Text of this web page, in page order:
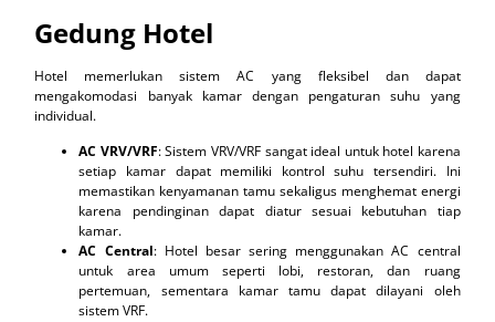
Gedung Hotel
Hotel memerlukan sistem AC yang fleksibel dan dapat
mengakomodasi banyak kamar dengan pengaturan suhu yang
individual.
AC VRV/VRF: Sistem VRV/VRF sangat ideal untuk hotel karena
setiap kamar dapat memiliki kontrol suhu tersendiri. Ini
memastikan kenyamanan tamu sekaligus menghemat energi
karena pendinginan dapat diatur sesuai kebutuhan tiap
kamar.
AC Central: Hotel besar sering menggunakan AC central
untuk area umum seperti lobi, restoran, dan ruang
pertemuan, sementara kamar tamu dapat dilayani oleh
sistem VRF.